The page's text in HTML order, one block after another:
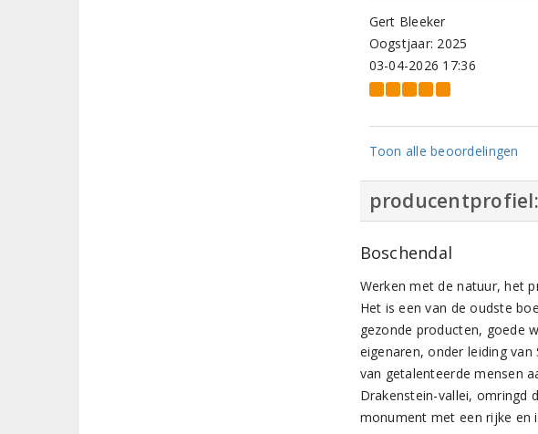
Gert Bleeker
Oogstjaar: 2025
03-04-2026 17:36
Toon alle beoordelingen
Boschendal
Werken met de natuur, het
Het is een van de oudste
gezonde producten, goede
eigenaren, onder leiding
van getalenteerde mensen
Drakenstein-vallei, omringd
monument met een rijke en